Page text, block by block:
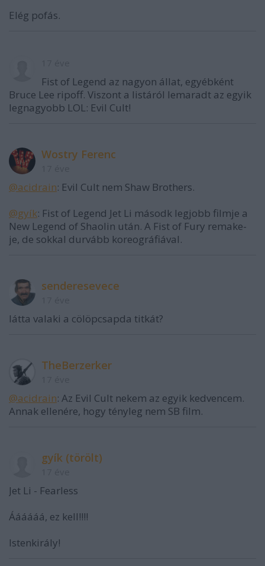
Elég pofás.
Fist of Legend az nagyon állat, egyébként
Bruce Lee ripoff. Viszont a listáról lemaradt az egyik
legnagyobb LOL: Evil Cult!
Wostry Ferenc
@acidrain: Evil Cult nem Shaw Brothers.
@gyík: Fist of Legend Jet Li másodk legjobb filmje a
New Legend of Shaolin után. A Fist of Fury remake-
je, de sokkal durvább koreográfiával.
senderesevece
látta valaki a cölöpcsapda titkát?
TheBerzerker
@acidrain: Az Evil Cult nekem az egyik kedvencem.
Annak ellenére, hogy tényleg nem SB film.
gyík (törölt)
Jet Li - Fearless
Áááááá, ez kell!!!!
Istenkirály!